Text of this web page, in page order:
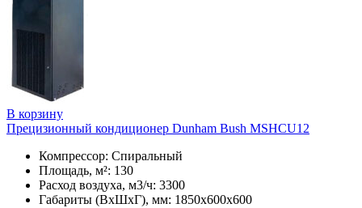
В корзину
Прецизионный кондиционер Dunham Bush MSHCU12
Компрессор: Спиральный
Площадь, м²: 130
Расход воздуха, м3/ч: 3300
Габариты (ВхШхГ), мм: 1850х600х600